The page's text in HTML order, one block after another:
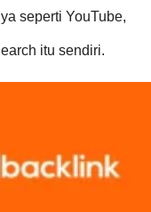
seperti YouTube,
itu sendiri.